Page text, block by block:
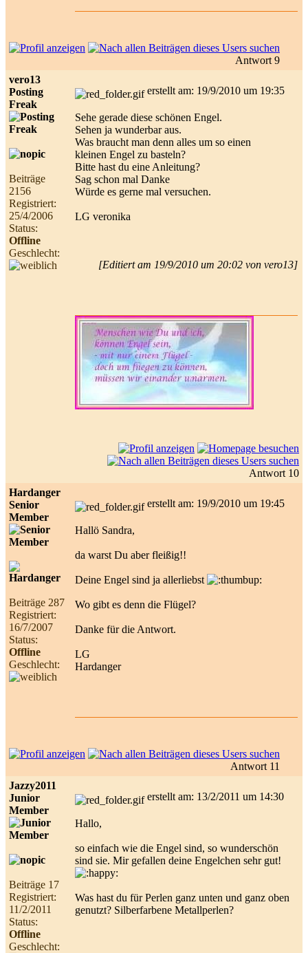
Antwort 9
vero13
Posting
Freak
Beiträge
2156
Registriert:
25/4/2006
Status:
Offline
Geschlecht:
erstellt am: 19/9/2010 um 19:35
Sehe gerade diese schönen Engel.
Sehen ja wunderbar aus.
Was braucht man denn alles um so einen
kleinen Engel zu basteln?
Bitte hast du eine Anleitung?
Sag schon mal Danke
Würde es gerne mal versuchen.
LG veronika
[Editiert am 19/9/2010 um 20:02 von vero13]
Antwort 10
Hardanger
Senior
Member
Beiträge 287
Registriert:
16/7/2007
Status:
Offline
Geschlecht:
erstellt am: 19/9/2010 um 19:45
Hallö Sandra,
da warst Du aber fleißig!!
Deine Engel sind ja allerliebst
Wo gibt es denn die Flügel?
Danke für die Antwort.
LG
Hardanger
Antwort 11
Jazzy2011
Junior
Member
Beiträge 17
Registriert:
11/2/2011
Status:
Offline
Geschlecht:
erstellt am: 13/2/2011 um 14:30
Hallo,
so einfach wie die Engel sind, so wunderschön
sind sie. Mir gefallen deine Engelchen sehr gut!
Was hast du für Perlen ganz unten und ganz oben
genutzt? Silberfarbene Metallperlen?